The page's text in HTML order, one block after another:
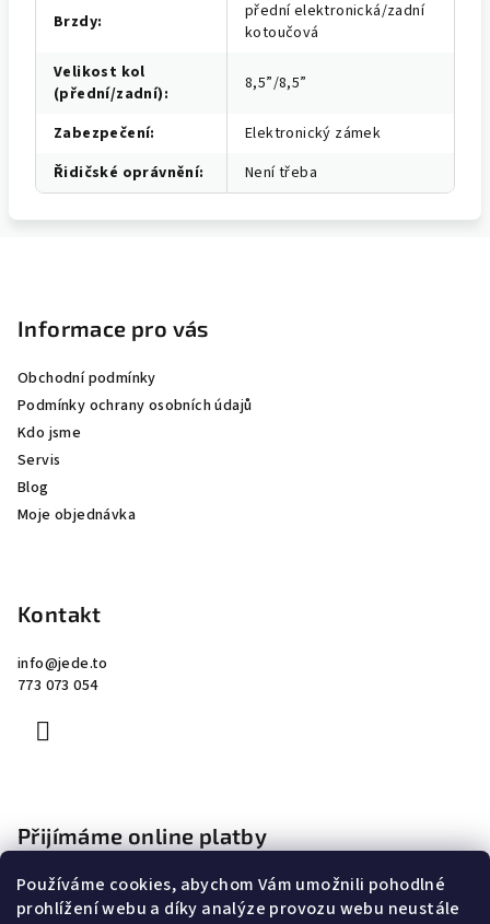
Používáme cookies, abychom Vám umožnili pohodlné
prohlížení webu a díky analýze provozu webu neustále
Brzdy:
přední elektronická/zadní
kotoučová
Velikost kol
(přední/zadní): 8,5”/8,5”
Zabezpečení:
Elektronický zámek
Řidičské oprávnění: Není třeba
Informace pro vás
Obchodní podmínky
Podmínky ochrany osobních údajů
Kdo jsme
Servis
Blog
Moje objednávka
Kontakt
info@jede.to
773 073 054
Přijímáme online platby